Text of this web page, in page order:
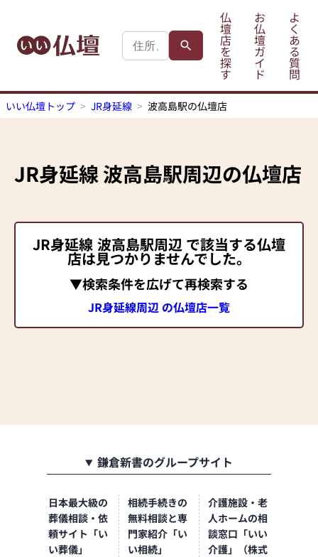
仏
壇
店
を
探
す
お
仏
壇
ガ
イ
ド
よ
く
あ
る
質
問
いい仏壇トップ JR身延線 波高島駅の仏壇店
JR身延線波高島駅周辺の仏壇店
JR身延線 波高島駅周辺 で該当する仏壇
店は見つかりませんでした。
▼検索条件を広げて再検索する
JR身延線周辺 の仏壇店一覧
鎌倉新書のグループサイト
日本最大級の
葬儀相談・依
頼サイト「い
い葬儀」
相続手続きの
無料相談と専
門家紹介「い
い相続」
介護施設・老
人ホームの相
談窓口「いい
介護」（株式